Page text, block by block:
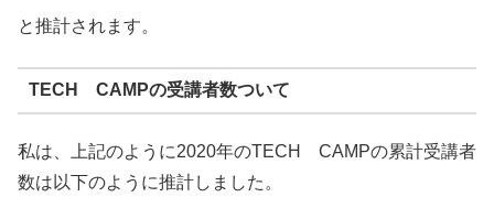
と推計されます。
TECH CAMPの受講者数ついて
私は、上記のように2020年のTECH CAMPの累計受講者
数は以下のように推計しました。